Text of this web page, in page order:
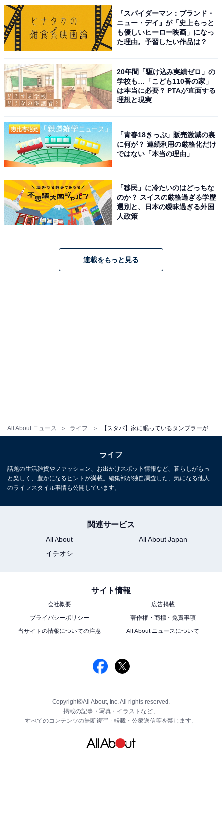
All About ニュース ライフ
舗で使用できます。（※一部対象外店舗あり、オンライ
ンストアでは使用不可）
ることができます。
回収したタンブラーのリサイクル先はまだ未定とのこと
ですが、過去にはコースターとして生まれ変わった例
も。
ビジネスと社会貢献を両立することを大切にし、さまざ
まな取り組みをしているスターバックスの「タンブラー
回収プログラム」。ぜひ利用してみてくださいね。
こちらもおすすめ
ンクが飲める
『スパイダーマン：ブランド・
ニュー・デイ』が「史上もっと
も優しいヒーロー映画」になっ
た理由。予習したい作品は？
20年間「駆け込み実績ゼロ」の
学校も…「こども110番の家」
は本当に必要？ PTAが直面する
理想と現実
「青春18きっぷ」販売激減の裏
に何が？ 連続利用の厳格化だけ
ではない「本当の理由」
「移民」に冷たいのはどっちな
のか？ スイスの厳格過ぎる学歴
選別と、日本の曖昧過ぎる外国
人政策
連載をもっと見る
ライフ
話題の生活雑貨やファッション、お出かけスポット情報など、暮らしがもっ
と楽しく、豊かになるヒントが満載。編集部が独自調査した、気になる他人
のライフスタイル事情も公開しています。
関連サービス
All About
All About Japan
イチオシ
サイト情報
会社概要
広告掲載
プライバシーポリシー
著作権・商標・免責事項
当サイトの情報についての注意
All About ニュースについて
Copyright©All About, Inc. All rights reserved.
掲載の記事・写真・イラストなど、
すべてのコンテンツの無断複写・転載・公衆送信等を禁じます。